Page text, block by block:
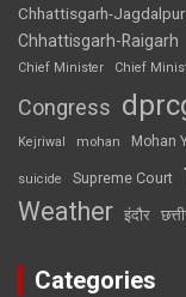
Chhattisgarh-Jagdalpur
Chhattisgarh-Raigarh
Chief Minister
Chief
Congress
Kejriwal mohan Mohan
suicide Supreme Court
Weather इंदौर
Categories